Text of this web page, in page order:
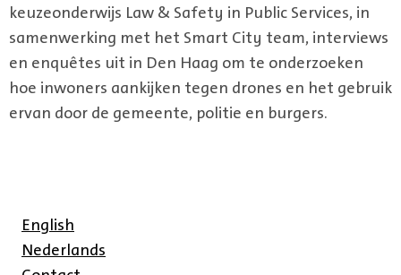
keuzeonderwijs Law & Safety in Public Services, in
samenwerking met het Smart City team, interviews
en enquêtes uit in Den Haag om te onderzoeken
hoe inwoners aankijken tegen drones en het gebruik
ervan door de gemeente, politie en burgers.
English
Nederlands